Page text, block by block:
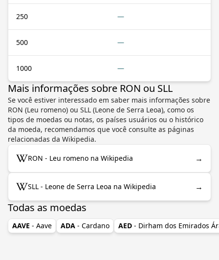
250 —
500 —
1000 —
Mais informações sobre RON ou SLL
Se você estiver interessado em saber mais informações sobre
RON (Leu romeno) ou SLL (Leone de Serra Leoa), como os
tipos de moedas ou notas, os países usuários ou o histórico
da moeda, recomendamos que você consulte as páginas
relacionadas da Wikipedia.
RON - Leu romeno na Wikipedia →
SLL - Leone de Serra Leoa na Wikipedia →
Todas as moedas
AAVE - Aave ADA - Cardano AED - Dirham dos Emirados